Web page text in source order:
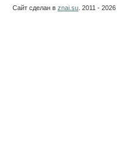
Сайт сделан в znai.su . 2011 - 2026